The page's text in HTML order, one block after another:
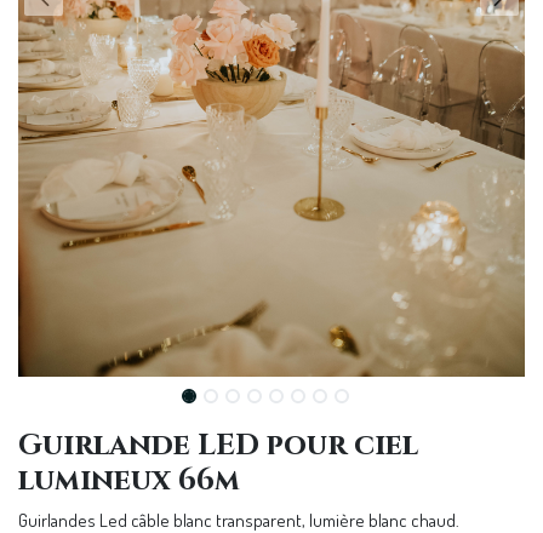
Guirlande LED pour ciel
lumineux 66m
Guirlandes Led câble blanc transparent, lumière blanc chaud.